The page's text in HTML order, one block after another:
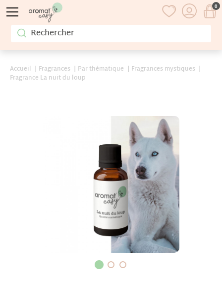
Accueil Fragrances Par thématique
Fragrances mystiques
Fragrance La nuit du loup
0